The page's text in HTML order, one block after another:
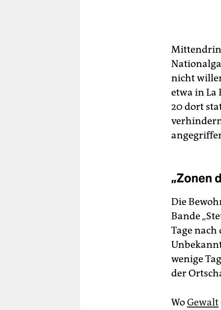
Mittendrin
nicht
etwa in La
20 dort
„Zonen
Die
Bande
Tage nach
wenige
der
WoGewalt